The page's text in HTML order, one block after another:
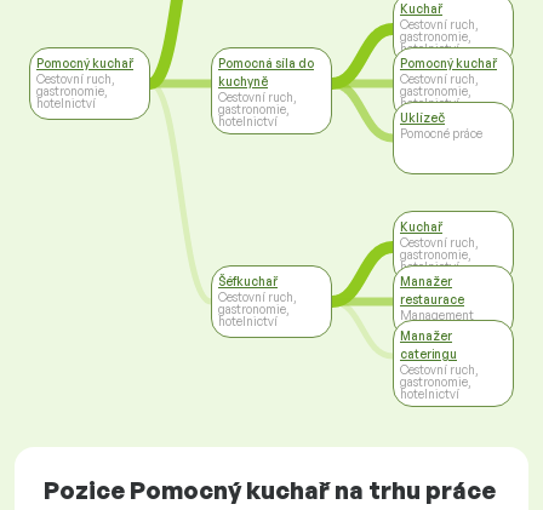
Pomocný kuchař
Cestovní ruch,
gastronomie,
hotelnictví
Pomocná síla do
kuchyně
Cestovní ruch,
gastronomie,
hotelnictví
Šéfkuchař
Cestovní ruch,
gastronomie,
hotelnictví
Kuchař
Cestovní ruch,
gastronomie,
hotelnictví
Pomocný kuchař
Cestovní ruch,
gastronomie,
hotelnictví
Uklízeč
Pomocné práce
Kuchař
Cestovní ruch,
gastronomie,
hotelnictví
Manažer
restaurace
Management
Manažer
cateringu
Cestovní ruch,
gastronomie,
hotelnictví
Pozice Pomocný kuchař na trhu práce